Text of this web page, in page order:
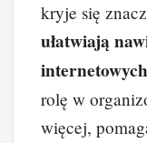
kryje się
ułatwiają
internetowych
rolę w
więcej,